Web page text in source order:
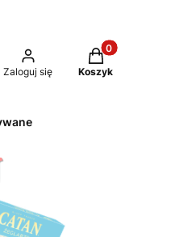
Zaloguj się
Produkty w
Koszyk